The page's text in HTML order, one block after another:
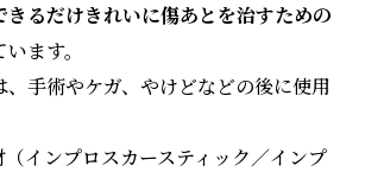
きるだけきれいに傷あとを治すための
ます。
、手術やケガ、やけどなどの後に使用
インプロスカースティック／インプ